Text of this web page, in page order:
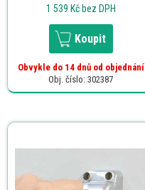
1 539 Kč bez DPH
Koupit
Obvykle do 14 dnů od objednání
Obj. číslo: 302387